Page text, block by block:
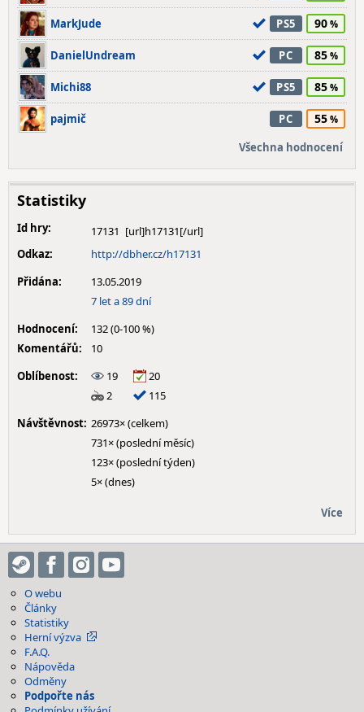
MarkJude PS5 90
DanielUndream PC 85
Michi88 PS5 85
pajmič PC 55
Všechna hodnocení
Statistiky
Id hry:
17131
Odkaz:
http://dbher.cz/h17131
Přidána:
13.05.2019
7 let a 89 dní
Hodnocení:
132 (0-100 %)
Komentářů:
10
Oblíbenost:
19
20
2
115
Návštěvnost: 26973× (celkem)
731× (poslední měsíc)
123× (poslední týden)
5× (dnes)
Více
O webu
Články
Statistiky
Herní výzva
F.A.Q.
Nápověda
Odměny
Podpořte nás